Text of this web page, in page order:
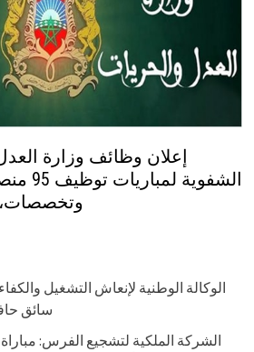
إعلان وظائف وزارة
وتخصصات، من 21
سائق